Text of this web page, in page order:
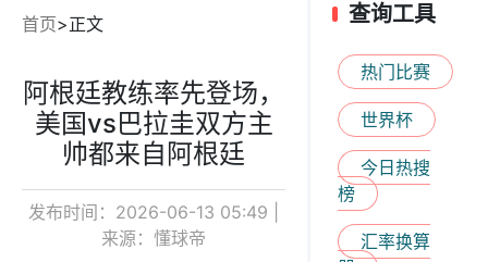
首页 正文
阿根廷教练率先登场，
美国vs巴拉圭双方主
帅都来自阿根廷
发布时间：2026-06-13 05:49 |
来源：懂球帝
查询工具
热门比赛
世界杯
今日热搜
榜
汇率换算